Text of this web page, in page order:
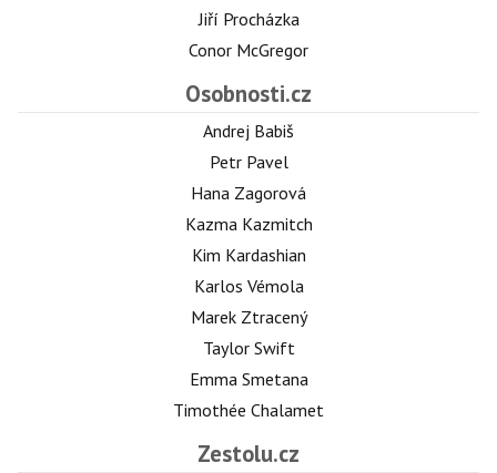
Jiří Procházka
Conor McGregor
Osobnosti.cz
Andrej Babiš
Petr Pavel
Hana Zagorová
Kazma Kazmitch
Kim Kardashian
Karlos Vémola
Marek Ztracený
Taylor Swift
Emma Smetana
Timothée Chalamet
Zestolu.cz